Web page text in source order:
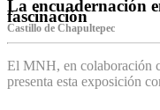
La encuadernación
fascinación
Castillo de Chapultepec
El MNH, en colaboración
presenta esta exposición